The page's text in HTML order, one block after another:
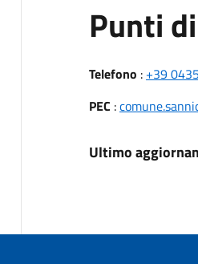
Punti
Telefono : +39
PEC :
Ultimo